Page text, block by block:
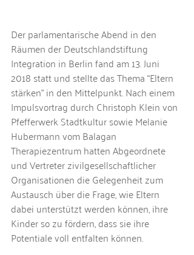
Der parlamentarische Abend in den
Räumen der Deutschlandstiftung
Integration in Berlin fand am 13. Juni
2018 statt und stellte das Thema “Eltern
stärken” in den Mittelpunkt. Nach einem
Impulsvortrag durch Christoph Klein von
Pfefferwerk Stadtkultur sowie Melanie
Hubermann vom Balagan
Therapiezentrum hatten Abgeordnete
und Vertreter zivilgesellschaftlicher
Organisationen die Gelegenheit zum
Austausch über die Frage, wie Eltern
dabei unterstützt werden können, ihre
Kinder so zu fördern, dass sie ihre
Potentiale voll entfalten können.